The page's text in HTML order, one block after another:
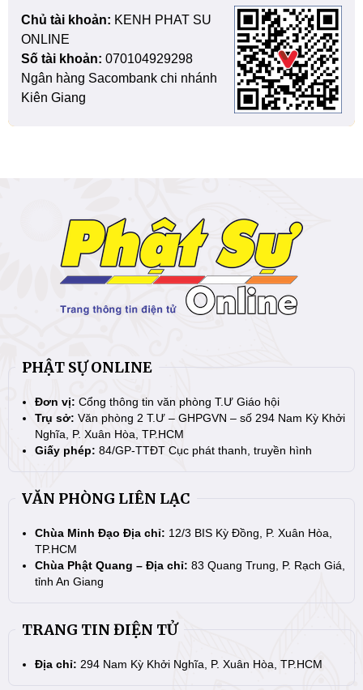
Chủ tài khoản: KENH PHAT SU
ONLINE
Số tài khoản: 070104929298
Ngân hàng Sacombank chi nhánh
Kiên Giang
PHẬT SỰ ONLINE
Đơn vị: Cổng thông tin văn phòng T.Ư Giáo hội
Trụ sở: Văn phòng 2 T.Ư – GHPGVN – số 294 Nam Kỳ Khởi
Nghĩa, P. Xuân Hòa, TP.HCM
Giấy phép: 84/GP-TTĐT Cục phát thanh, truyền hình
VĂN PHÒNG LIÊN LẠC
Chùa Minh Đạo Địa chỉ: 12/3 BIS Kỳ Đồng, P. Xuân Hòa,
TP.HCM
Chùa Phật Quang – Địa chỉ: 83 Quang Trung, P. Rạch Giá,
tỉnh An Giang
TRANG TIN ĐIỆN TỬ
Địa chỉ: 294 Nam Kỳ Khởi Nghĩa, P. Xuân Hòa, TP.HCM